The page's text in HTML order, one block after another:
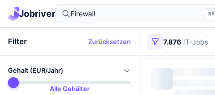
Jobriver ⌘K
IT-Jobs in Deutschland finden
Filter Zurücksetzen
Gehalt (EUR/Jahr)
Alle Gehälter
7.876 IT-Jobs